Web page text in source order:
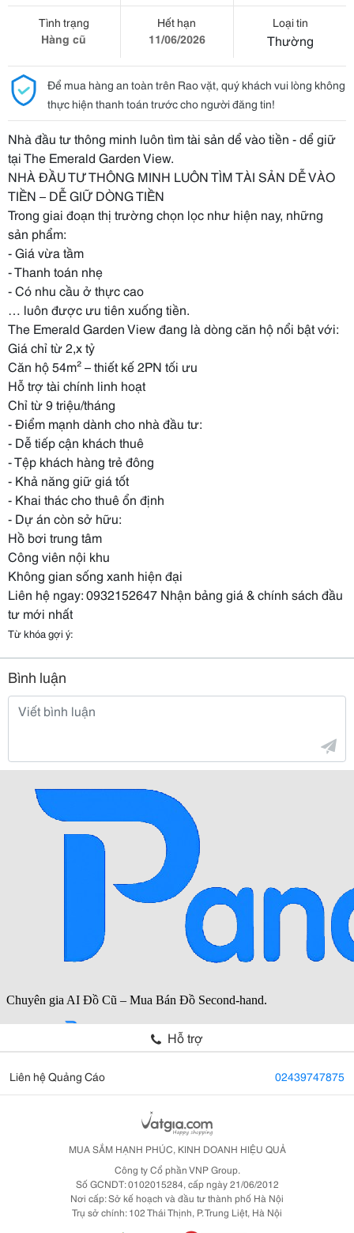
Tình trạng
Hàng cũ
Hết hạn
11/06/2026
Loại tin
Thường
Để mua hàng an toàn trên Rao vặt, quý khách vui lòng không
thực hiện thanh toán trước cho người đăng tin!
Nhà đầu tư thông minh luôn tìm tài sản dể vào tiền - dể giữ
tại The Emerald Garden View.
NHÀ ĐẦU TƯ THÔNG MINH LUÔN TÌM TÀI SẢN DỄ VÀO
TIỀN – DỄ GIỮ DÒNG TIỀN
Trong giai đoạn thị trường chọn lọc như hiện nay, những
sản phẩm:
- Giá vừa tầm
- Thanh toán nhẹ
- Có nhu cầu ở thực cao
… luôn được ưu tiên xuống tiền.
The Emerald Garden View đang là dòng căn hộ nổi bật với:
Giá chỉ từ 2,x tỷ
Căn hộ 54m² – thiết kế 2PN tối ưu
Hỗ trợ tài chính linh hoạt
Chỉ từ 9 triệu/tháng
- Điểm mạnh dành cho nhà đầu tư:
- Dễ tiếp cận khách thuê
- Tệp khách hàng trẻ đông
- Khả năng giữ giá tốt
- Khai thác cho thuê ổn định
- Dự án còn sở hữu:
Hồ bơi trung tâm
Công viên nội khu
Không gian sống xanh hiện đại
Liên hệ ngay: 0932152647 Nhận bảng giá & chính sách đầu
tư mới nhất
Từ khóa gợi ý:
Bình luận
Hỗ trợ
Liên hệ Quảng Cáo 02439747875
MUA SẮM HẠNH PHÚC, KINH DOANH HIỆU QUẢ
Công ty Cổ phần VNP Group.
Số GCNDT: 0102015284, cấp ngày 21/06/2012
Nơi cấp: Sở kế hoạch và đầu tư thành phố Hà Nội
Trụ sở chính: 102 Thái Thịnh, P. Trung Liệt, Hà Nội